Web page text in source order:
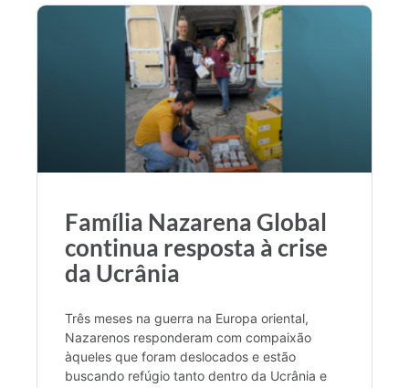
Família Nazarena Global
continua resposta à crise
da Ucrânia
Três meses na guerra na Europa oriental,
Nazarenos responderam com compaixão
àqueles que foram deslocados e estão
buscando refúgio tanto dentro da Ucrânia e